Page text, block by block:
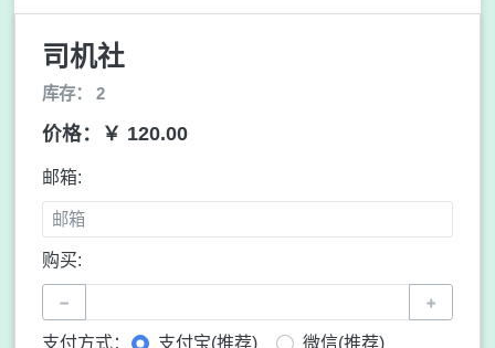
司机社
库存： 2
价格：￥ 120.00
邮箱:
购买:
− +
支付方式： 支付宝(推荐)
微信(推荐)